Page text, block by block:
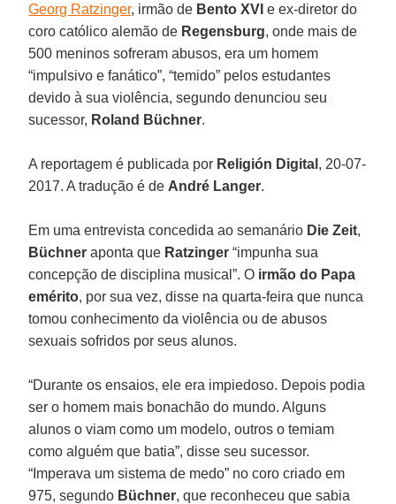
Georg Ratzinger, irmão de Bento XVI e ex-diretor do
coro católico alemão de Regensburg, onde mais de
500 meninos sofreram abusos, era um homem
“impulsivo e fanático”, “temido” pelos estudantes
devido à sua violência, segundo denunciou seu
sucessor, Roland Büchner.
A reportagem é publicada por Religión Digital , 20-07-
2017. A tradução é de André Langer.
Em uma entrevista concedida ao semanário Die Zeit,
Büchner aponta que Ratzinger “impunha sua
concepção de disciplina musical”. O irmão do Papa
emérito, por sua vez, disse na quarta-feira que nunca
tomou conhecimento da violência ou de abusos
sexuais sofridos por seus alunos.
“Durante os ensaios, ele era impiedoso. Depois podia
ser o homem mais bonachão do mundo. Alguns
alunos o viam como um modelo, outros o temiam
como alguém que batia”, disse seu sucessor.
“Imperava um sistema de medo” no coro criado em
975, segundo Büchner, que reconheceu que sabia